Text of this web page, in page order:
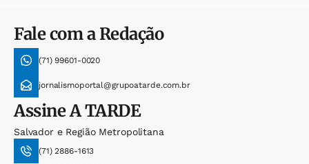
Fale com a Redação
(71) 99601-0020
jornalismoportal@grupoatarde.com.br
AssineA TARDE
Salvador e Região Metropolitana
(71) 2886-1613